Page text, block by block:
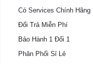
Có Services Chính Hãng
Đổi Trả Miễn Phí
Bảo Hành 1 Đổi 1
Phân Phối Sỉ Lẻ